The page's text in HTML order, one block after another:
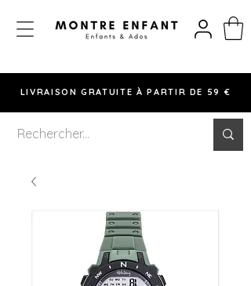
LIVRAISON GRATUITE À PARTIR DE 59 €